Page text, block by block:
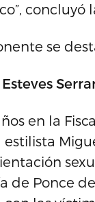
concluyó
se
en la
de Ponce